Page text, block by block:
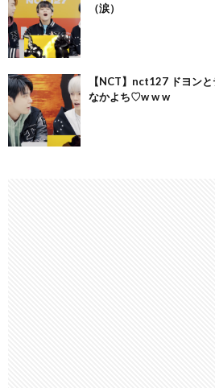
（涙）
【NCT】nct127 ドヨン
なかよち♡w w w